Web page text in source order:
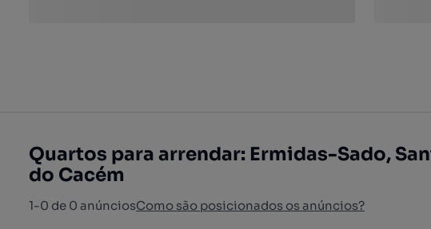
Quartos para arrendar: Ermidas-Sado,
do Cacém
1-0 de 0 anúnciosComo são posicionados os anúncios?